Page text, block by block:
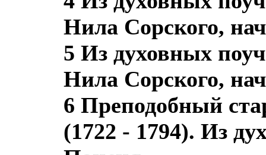
Нила Сорского,
5 Из духовных
Нила Сорского,
6 Преподобный
(1722 - 1794). Из